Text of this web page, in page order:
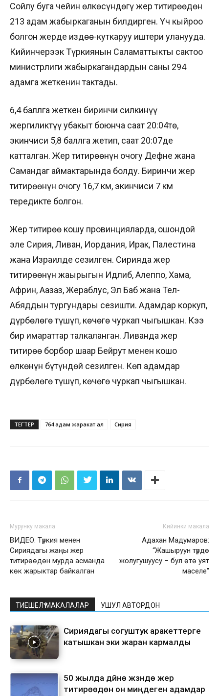
Сойлу буга чейин өлкөсүндөгү жер титирөөдөн
213 адам жабыркаганын билдирген. Үч кыйроо
болгон жерде издөө-куткаруу иштери уланууда.
Кийинчерээк Түркиянын Саламаттыкты сактоо
министрлиги жабыркагандардын саны 294
адамга жеткенин тактады.
6,4 баллга жеткен биринчи силкинүү
жергиликтүү убакыт боюнча саат 20:04тө,
экинчиси 5,8 баллга жетип, саат 20:07де
катталган. Жер титирөөнүн очогу Дефне жана
Самандаг аймактарында болду. Биринчи жер
титирөөнүн очогу 16,7 км, экинчиси 7 км
тереңдикте болгон.
Жер титирөө коңшу провинцияларда, ошондой
эле Сирия, Ливан, Иордания, Ирак, Палестина
жана Израилде сезилген. Сирияда жер
титирөөнүн жаңырыгын Идлиб, Алеппо, Хама,
Африн, Аазаз, Жераблус, Эл Баб жана Тел-
Абяддын тургундары сезишти. Адамдар коркуп,
дүрбөлөңгө түшүп, көчөгө чуркап чыгышкан. Кээ
бир имараттар талкаланган. Ливанда жер
титирөө борбор шаар Бейрут менен кошо
өлкөнүн бүтүндөй сезилген. Көп адамдар
дүрбөлөңгө түшүп, көчөгө чуркап чыгышкан.
ТЕГТЕР 764 адам жаракат ал Сирия
Мурунку макала
ВИДЕО. Түркия менен
Сириядагы жаңы жер
титирөөдөн мурда асманда
көк жарыктар байкалган
Кийинки макала
Адахан Мадумаров:
“Жашыруун түрдө
жолугушуусу – бул өтө уят
маселе”
ТИЕШЕЛҮҮ МАКАЛАЛАР УШУЛ АВТОРДОН
Сириядагы согуштук аракеттерге
катышкан эки жаран кармалды
50 жылда дүйнө жүзүндө жер
титирөөдөн он миңдеген адамдар